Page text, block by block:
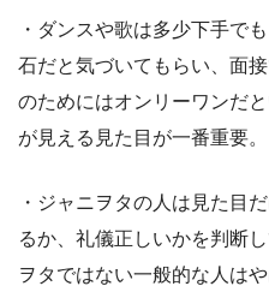
・ダンスや歌は多少下手で
石だと気づいてもらい、面
のためにはオンリーワンだ
が見える見た目が一番重要。
・ジャニヲタの人は見た目
るか、礼儀正しいかを判断
ヲタではない一般的な人は